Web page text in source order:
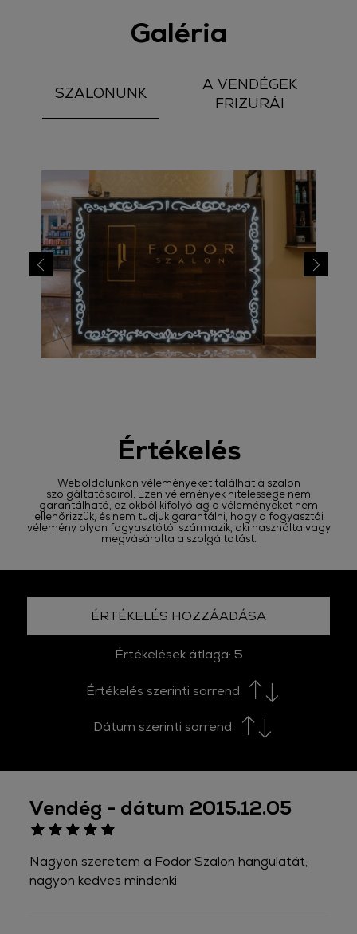
Galéria
SZALONUNK
A VENDÉGEK
FRIZURÁI
Értékelés
Weboldalunkon véleményeket találhat a szalon
szolgáltatásairól. Ezen vélemények hitelessége nem
garantálható, ez okból kifolyólag a véleményeket nem
ellenőrizzük, és nem tudjuk garantálni, hogy a fogyasztói
vélemény olyan fogyasztótól származik, aki használta vagy
megvásárolta a szolgáltatást.
ÉRTÉKELÉS HOZZÁADÁSA
Értékelések átlaga: 5
Értékelés szerinti sorrend
Dátum szerinti sorrend
Vendég - dátum 2015.12.05
Nagyon szeretem a Fodor Szalon hangulatát,
nagyon kedves mindenki.